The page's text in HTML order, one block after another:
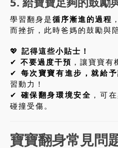
學習翻身是循序漸進的過程
而挫折，此時爸媽的鼓勵與
💖 記得這些小貼士！
✔ 不要過度干預 ，讓寶寶有
✔ 每次寶寶有進步，就給
習動力！
✔ 確保翻身環境安全 ，可
碰撞受傷。
寶寶翻身常見問